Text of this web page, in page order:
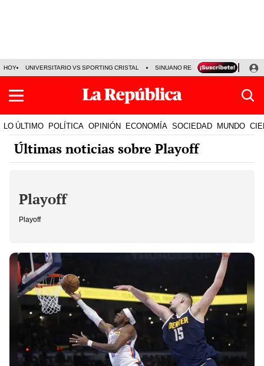
HOY UNIVERSITARIO VS SPORTING CRISTAL SINUANO RESULTADOS HOY
LO ÚLTIMO POLÍTICA OPINIÓN ECONOMÍA SOCIEDAD MUNDO
Últimas noticias sobre Playoff
Playoff
Playoff